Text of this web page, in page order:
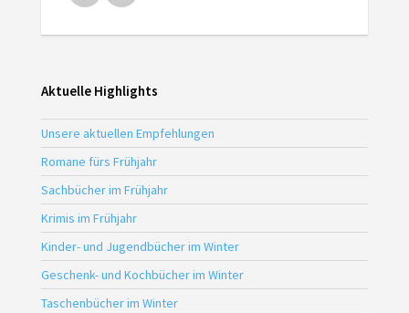
Aktuelle Highlights
Unsere aktuellen Empfehlungen
Romane fürs Frühjahr
Sachbücher im Frühjahr
Krimis im Frühjahr
Kinder- und Jugendbücher im Winter
Geschenk- und Kochbücher im Winter
Taschenbücher im Winter